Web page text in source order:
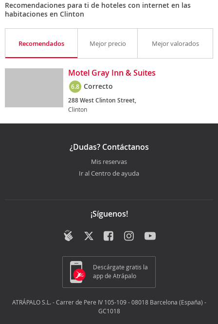
Recomendaciones para ti de hoteles con internet en las
habitaciones en Clinton
Recomendados Mejor precio Mejor valorados
Motel Gray Inn & Suites
6.8 Correcto
288 West Clinton Street,
Clinton
¿Dudas? Contáctanos
Mis reservas
Ir al Centro de ayuda
¡Síguenos!
Descárgate gratis la
app de Atrápalo
ATRÁPALO S.L. - Carrer de Pere IV 105-109 - 08018 Barcelona (España) -
GC1018